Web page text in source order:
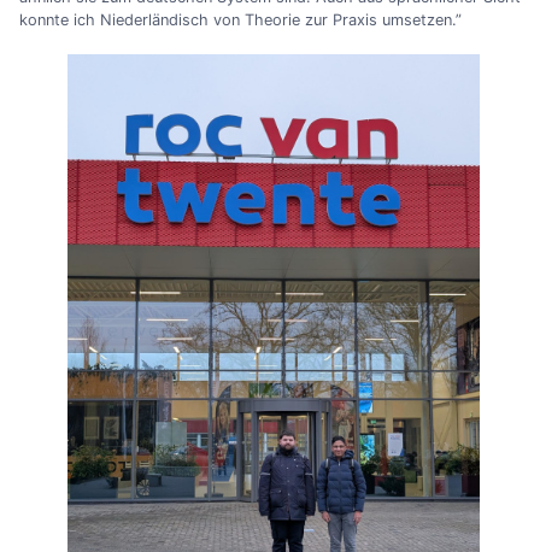
konnte ich Niederländisch von Theorie zur Praxis umsetzen.”